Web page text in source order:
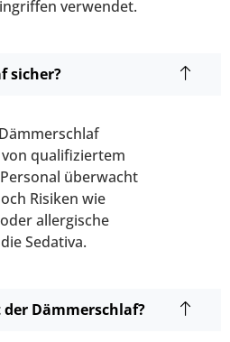
verwendet.
sicher?
qualifiziertem
überwacht
Risiken wie
allergische
Sedativa.
Dämmerschlaf?